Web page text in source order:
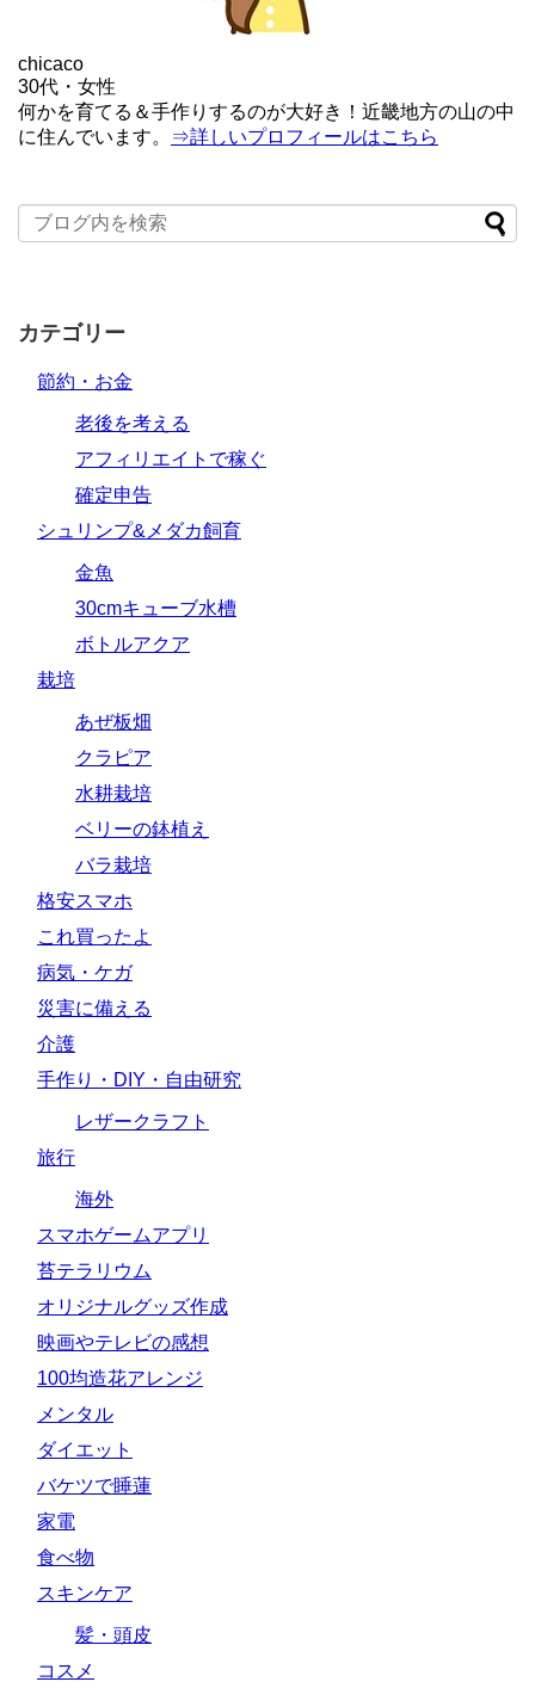
chicaco
30代・女性
何かを育てる＆手作りするのが大好き！近畿地方の山の中
に住んでいます。
⇒詳しいプロフィールはこちら
カテゴリー
節約・お金
老後を考える
アフィリエイトで稼ぐ
確定申告
シュリンプ&メダカ飼育
金魚
30cmキューブ水槽
ボトルアクア
栽培
あぜ板畑
クラピア
水耕栽培
ベリーの鉢植え
バラ栽培
格安スマホ
これ買ったよ
病気・ケガ
災害に備える
介護
手作り・DIY・自由研究
レザークラフト
旅行
海外
スマホゲームアプリ
苔テラリウム
オリジナルグッズ作成
映画やテレビの感想
100均造花アレンジ
メンタル
ダイエット
バケツで睡蓮
家電
食べ物
スキンケア
髪・頭皮
コスメ